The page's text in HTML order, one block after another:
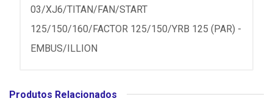
03/XJ6/TITAN/FAN/START
125/150/160/FACTOR 125/150/YRB 125 (PAR) -
EMBUS/ILLION
Produtos Relacionados